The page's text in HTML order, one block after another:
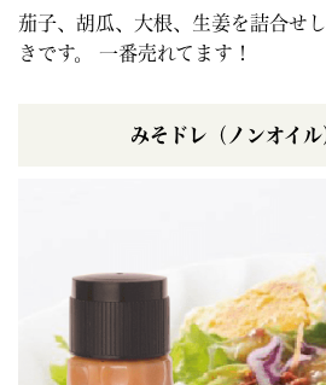
茄子、胡瓜、大根、生姜を詰合せ
きです。 一番売れてます！
みそドレ（ノンオイ